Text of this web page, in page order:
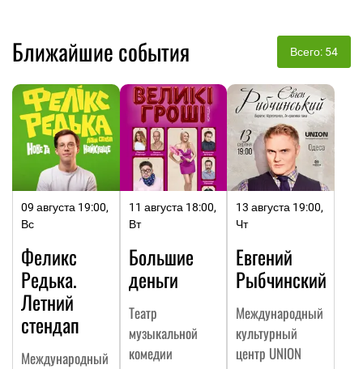
Ближайшие события Всего: 54
09 августа 19:00,
Вс
Феликс
Редька.
Летний
стендап
Международный
11 августа 18:00,
Вт
Большие
деньги
Театр
музыкальной
комедии
13 августа 19:00,
Чт
Евгений
Рыбчинский
Международный
культурный
центр UNION